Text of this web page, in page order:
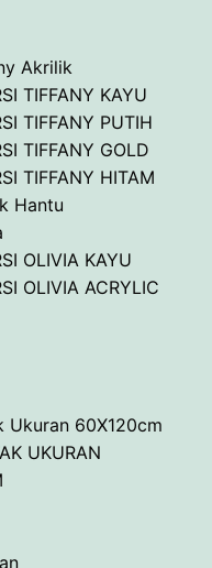
Akrilik
TIFFANY KAYU
TIFFANY PUTIH
TIFFANY GOLD
TIFFANY HITAM
Hantu
OLIVIA KAYU
OLIVIA ACRYLIC
Ukuran 60X120cm
UKURAN